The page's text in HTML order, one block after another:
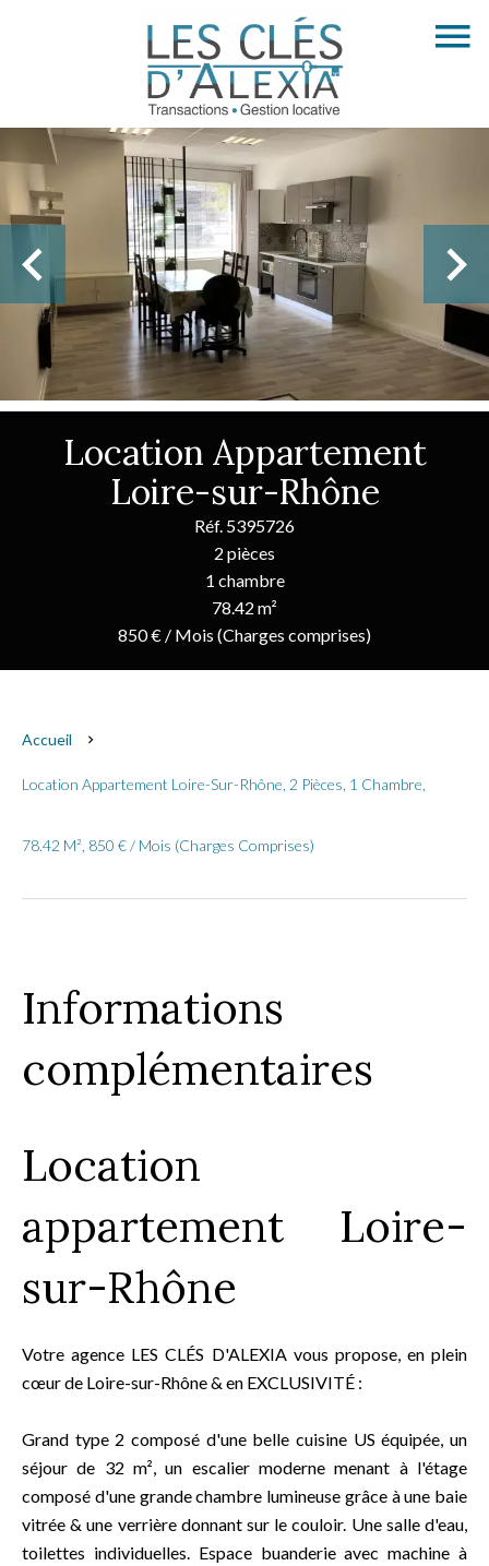
Location Appartement
Loire-sur-Rhône
Réf. 5395726
2 pièces
1 chambre
78.42 m²
850 € / Mois (Charges comprises)
Accueil
Location Appartement Loire-Sur-Rhône, 2 Pièces, 1 Chambre,
78.42 M², 850 € / Mois (Charges Comprises)
Informations
complémentaires
Location
appartement Loire-
sur-Rhône
Votre agence LES CLÉS D'ALEXIA vous propose, en plein
cœur de Loire-sur-Rhône & en EXCLUSIVITÉ :
Grand type 2 composé d'une belle cuisine US équipée, un
séjour de 32 m², un escalier moderne menant à l'étage
composé d'une grande chambre lumineuse grâce à une baie
vitrée & une verrière donnant sur le couloir. Une salle d'eau,
toilettes individuelles. Espace buanderie avec machine à